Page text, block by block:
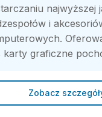
najwyższej
i
karty graficzne
Zobacz